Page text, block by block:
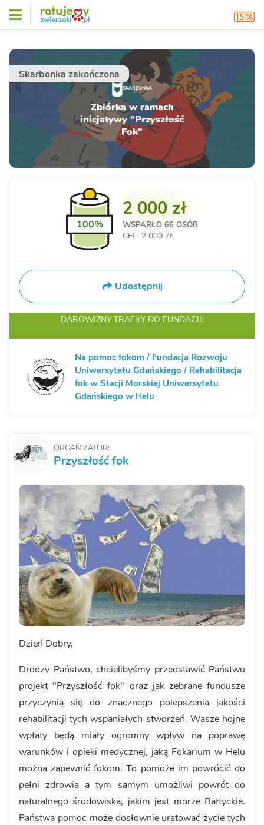
Skarbonka zakończona
SKARBONKA
Zbiórka w ramach
inicjatywy "Przyszłość
Fok"
ORGANIZATOR:
Przyszłość fok
Dzień Dobry,
Drodzy Państwo, chcielibyśmy przedstawić Państwu
projekt "Przyszłość fok" oraz jak zebrane fundusze
przyczynią się do znacznego polepszenia jakości
rehabilitacji tych wspaniałych stworzeń. Wasze hojne
wpłaty będą miały ogromny wpływ na poprawę
warunków i opieki medycznej, jaką Fokarium w Helu
można zapewnić fokom. To pomoże im powrócić do
pełni zdrowia a tym samym umożliwi powrót do
naturalnego środowiska, jakim jest morze Bałtyckie.
Państwa pomoc może dosłownie uratować życie tych
100%
2 000 zł
WSPARŁO 66 OSÓB
CEL: 2 000 ZŁ
Udostępnij
DAROWIZNY TRAFIŁY DO FUNDACJI:
Na pomoc fokom / Fundacja Rozwoju
Uniwersytetu Gdańskiego / Rehabilitacja
fok w Stacji Morskiej Uniwersytetu
Gdańskiego w Helu